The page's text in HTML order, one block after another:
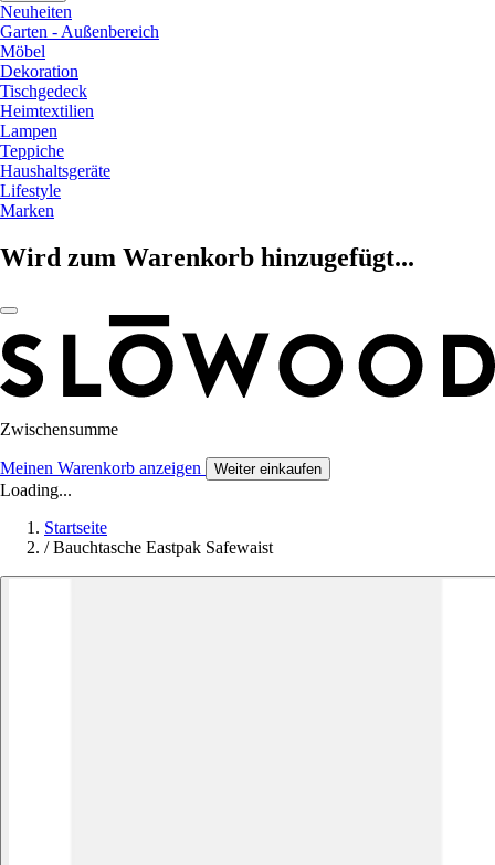
Neuheiten
Garten - Außenbereich
Möbel
Dekoration
Tischgedeck
Heimtextilien
Lampen
Teppiche
Haushaltsgeräte
Lifestyle
Marken
Wird zum Warenkorb hinzugefügt...
Zwischensumme
Meinen Warenkorb anzeigen Weiter einkaufen
Loading...
Startseite
/ Bauchtasche Eastpak Safewaist